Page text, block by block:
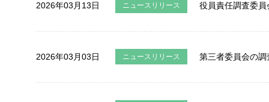
2026年03月13日 ニュースリリース 役員責任調査委
2026年03月03日 ニュースリリース 第三者委員会の